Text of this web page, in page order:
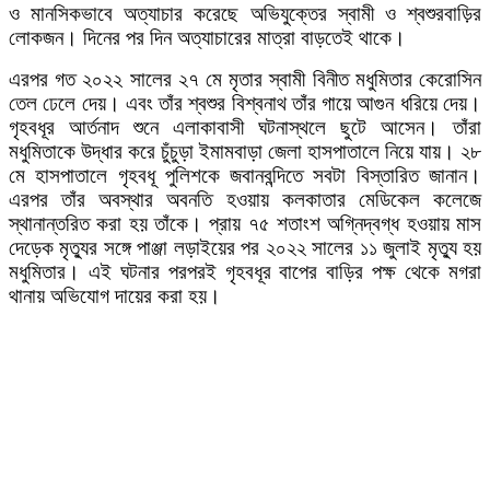
ও মানসিকভাবে অত্যাচার করেছে অভিযুক্তের স্বামী ও শ্বশুরবাড়ির
লোকজন। দিনের পর দিন অত্যাচারের মাত্রা বাড়তেই থাকে।
এরপর গত ২০২২ সালের ২৭ মে মৃতার স্বামী বিনীত মধুমিতার কেরোসিন
তেল ঢেলে দেয়। এবং তাঁর শ্বশুর বিশ্বনাথ তাঁর গায়ে আগুন ধরিয়ে দেয়।
গৃহবধূর আর্তনাদ শুনে এলাকাবাসী ঘটনাস্থলে ছুটে আসেন। তাঁরা
মধুমিতাকে উদ্ধার করে চুঁচুড়া ইমামবাড়া জেলা হাসপাতালে নিয়ে যায়। ২৮
মে হাসপাতালে গৃহবধূ পুলিশকে জবানবন্দিতে সবটা বিস্তারিত জানান।
এরপর তাঁর অবস্থার অবনতি হওয়ায় কলকাতার মেডিকেল কলেজে
স্থানান্তরিত করা হয় তাঁকে। প্রায় ৭৫ শতাংশ অগ্নিদ্বগ্ধ হওয়ায় মাস
দেড়েক মৃত্যুর সঙ্গে পাঞ্জা লড়াইয়ের পর ২০২২ সালের ১১ জুলাই মৃত্যু হয়
মধুমিতার। এই ঘটনার পরপরই গৃহবধূর বাপের বাড়ির পক্ষ থেকে মগরা
থানায় অভিযোগ দায়ের করা হয়।